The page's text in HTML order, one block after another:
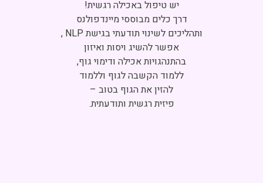
Click to accept marketing cookies and
enable this content